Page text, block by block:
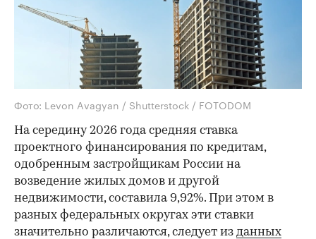
Фото: Levon Avagyan / Shutterstock / FOTODOM
На середину 2026 года средняя ставка
проектного финансирования по кредитам,
одобренным застройщикам России на
возведение жилых домов и другой
недвижимости, составила 9,92%. При этом в
разных федеральных округах эти ставки
значительно различаются, следует из данных